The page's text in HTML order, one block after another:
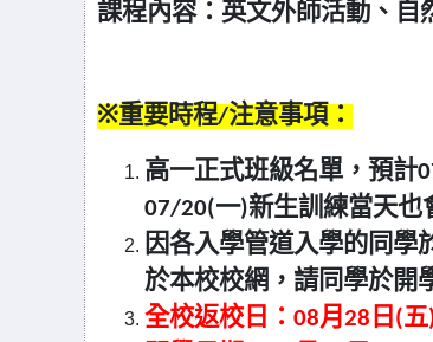
課程內容：英文外師活動、自
※重要時程/注意事項：
高一正式班級名單，預計
07/20(一)新生訓練當天也
因各入學管道入學的同學
於本校校網，請同學於開
全校返校日：08月28日(